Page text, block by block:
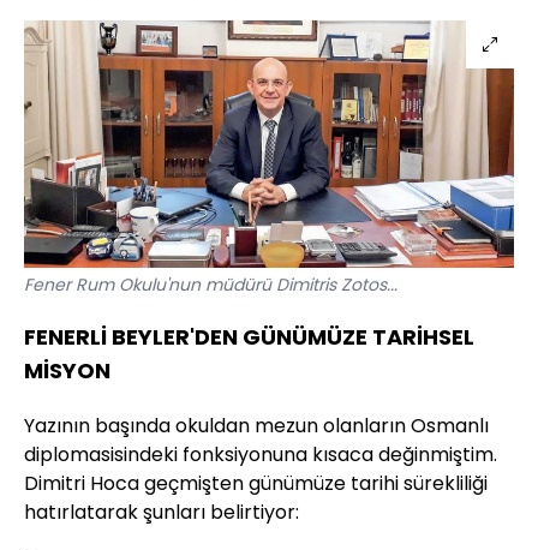
Fener Rum Okulu'nun müdürü Dimitris Zotos...
FENERLİ BEYLER'DEN GÜNÜMÜZE TARİHSEL
MİSYON
Yazının başında okuldan mezun olanların Osmanlı
diplomasisindeki fonksiyonuna kısaca değinmiştim.
Dimitri Hoca geçmişten günümüze tarihi sürekliliği
hatırlatarak şunları belirtiyor: